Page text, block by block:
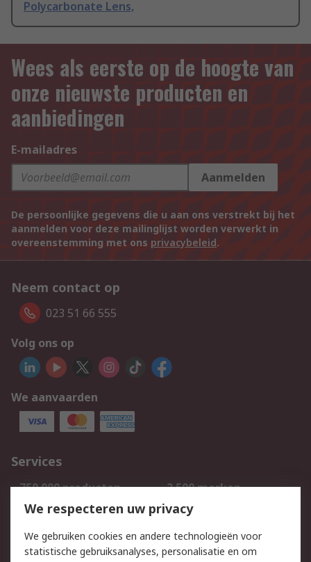
Polycarbonate Lens,
Wees als eerste op de hoogte van
onze nieuwste producten en
aanbiedingen
E-mailadres
Aanmelden
De persoonlijke gegevens die u aan ons verstrekt bij het
aanmelden voor deze mailinglijst worden verwerkt in
overeenstemming met ons privacybeleid.
Neem contact op
023 51 66 555
Volg ons op
We aanvaarden
Services
750.000 producten
2.500 merken
Bestellen
Inkoopoplossingen
Track & Trace
We respecteren uw privacy
We gebruiken cookies en andere technologieën voor
statistische gebruiksanalyses, personalisatie en om